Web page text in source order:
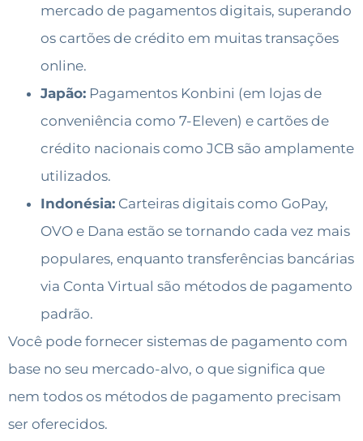
mercado de pagamentos digitais, superando
os cartões de crédito em muitas transações
online.
Japão: Pagamentos Konbini (em lojas de
conveniência como 7-Eleven) e cartões de
crédito nacionais como JCB são amplamente
utilizados.
Indonésia: Carteiras digitais como GoPay,
OVO e Dana estão se tornando cada vez mais
populares, enquanto transferências bancárias
via Conta Virtual são métodos de pagamento
padrão.
Você pode fornecer sistemas de pagamento com
base no seu mercado-alvo, o que significa que
nem todos os métodos de pagamento precisam
ser oferecidos.